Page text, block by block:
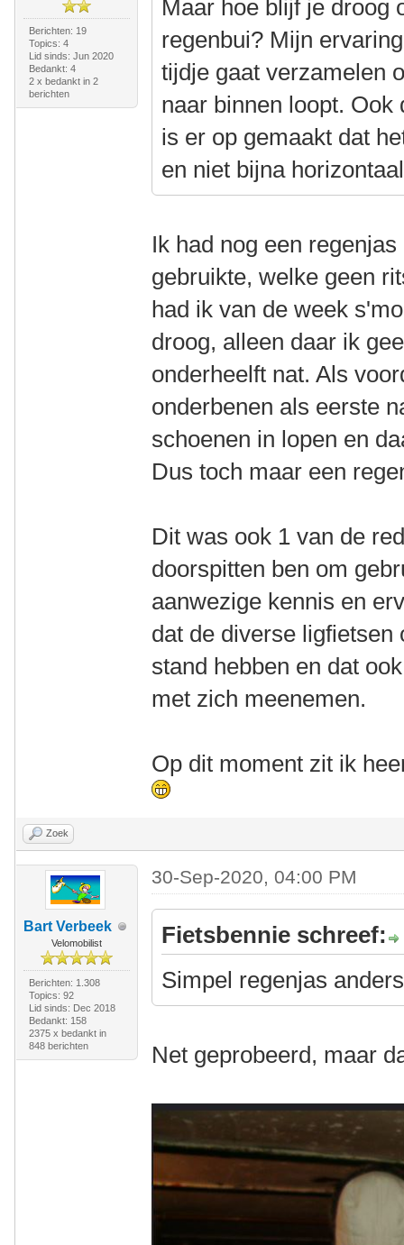
Berichten: 19
Topics: 4
Lid sinds: Jun 2020
Bedankt: 4
2 x bedankt in 2
berichten
Maar hoe blijf je droog
regenbui? Mijn
tijdje gaat verzamelen
naar binnen loopt.
is er op gemaakt dat
en niet bijna
Ik had nog een
gebruikte, welke geen
had ik van de week
droog, alleen daar ik
onderheelft nat. Als
onderbenen als eerste
schoenen in lopen en
Dus toch maar een
Dit was ook 1 van de
doorspitten ben om
aanwezige kennis en
dat de diverse ligfietsen
stand hebben en dat
met zich meenemen.
Op dit moment zit ik
Zoek
Bart Verbeek
Velomobilist
Berichten: 1.308
Topics: 92
Lid sinds: Dec 2018
Bedankt: 158
2375 x bedankt in
848 berichten
30-Sep-2020, 04:00 PM
Fietsbennie schreef:
Simpel regenjas
Net geprobeerd, maar